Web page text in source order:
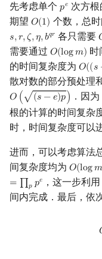
先考虑单个 𝑝𝑒
pe 次方
期望 𝑂(1)
O(1) 个数，总
𝑠,𝑟,𝜁,𝜂,𝑏𝑞𝑟
s,r,ζ,η,bqr 各只需要
需要通过 𝑂(log𝑚)
O(logm) 时
的时间复杂度为 𝑂((𝑠
O((s−
散对数的部分预处理
𝑂 (√(𝑠 −𝑒)𝑝)
O( ( s−e)p) ．因为
根的计算的时间复杂
时，时间复杂度可以
进而，可以考虑算法
间复杂度均为 𝑂(log𝑚
O(logm)
= ∏𝑝 𝑝𝑒 ，这一步利用
间内完成．最后，依